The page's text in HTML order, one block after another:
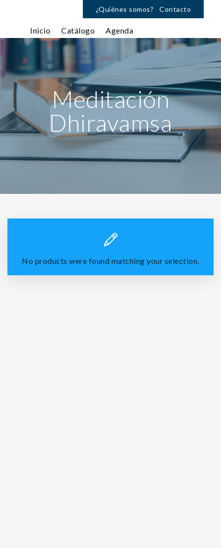
¿Quiénes somos? Contacto
Inicio Catálogo Agenda
Meditación
Dhiravamsa
No products were found matching your selection.